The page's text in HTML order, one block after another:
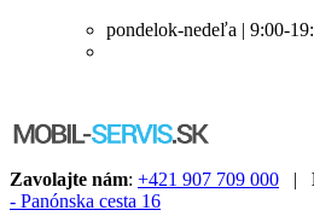
pondelok-nedeľa | 9:00-
Zavolajte nám: +421 907 709 000 |
- Panónska cesta 16